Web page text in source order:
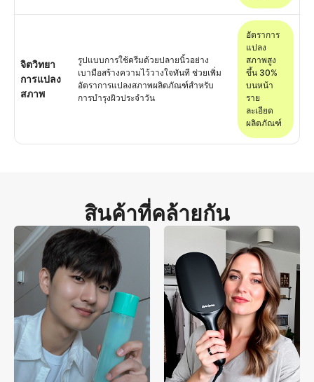
จิตวิทยา
การแปลง
สภาพ
รูปแบบการใช้ครีมด้วยปลายนิ้วอย่าง
เบามือสร้างความไว้วางใจทันที ช่วยเพิ่ม
อัตราการแปลงสภาพผลิตภัณฑ์สำหรับ
การบำรุงผิวประจำวัน
อัตราการ
แปลง
สภาพสูง
ขึ้น 30%
บนหน้า
ราย
ละเอียด
ผลิตภัณฑ์
สินค้าที่คล้ายกัน